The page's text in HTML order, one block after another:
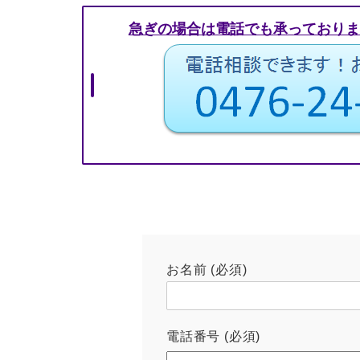
急ぎの場合は電話でも承っており
お名前 (必須)
電話番号 (必須)